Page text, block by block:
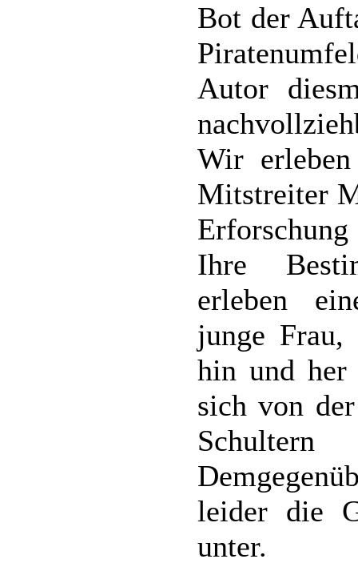
Bot der
Autor
Wir
Mitstreiter
Ihre
erleben
junge Frau,
hin und her
sich von
leider die
unter.